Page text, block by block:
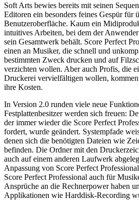
Soft Arts bewies bereits mit seinen
Editoren ein besonders feines Gespür für
Benutzeroberfläche. Kaum ein
intuitives Arbeiten, bei dem der
sein Gesamtwerk behält. Score Perfect
einen an Musiker, die schnell und
bestimmten Zweck drucken und auf
verzichten wollen. Aber auch Profis, die
Druckerei vervielfältigen wollen,
ihre Kosten.
In Version 2.0 runden viele neue
Festplattenbesitzer werden sich freuen:
der immer wieder die Score Perfect
fordert, wurde geändert. Systempfade
denen sich die benötigten Dateien wie
befinden. Die Ordner mit den
auch auf einem anderen Laufwerk
Anpassung von Score Perfect
Score Perfect Professional auch für
Ansprüche an die Rechnerpower haben
Applikationen wie Harddisk-Recording